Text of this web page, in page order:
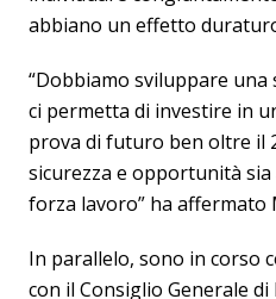
abbiano un effetto
“Dobbiamo sviluppare
ci permetta di investire in
prova di futuro ben oltre il
sicurezza e opportunità sia
forza lavoro” ha affermato
In parallelo, sono in corso
con il Consiglio Generale